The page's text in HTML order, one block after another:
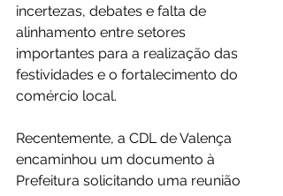
incertezas, debates e falta de
alinhamento entre setores
importantes para a realização das
festividades e o fortalecimento do
comércio local.
Recentemente, a CDL de Valença
encaminhou um documento à
Prefeitura solicitando uma reunião